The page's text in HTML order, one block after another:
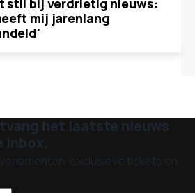
stil bij verdrietig nieuws:
mij jarenlang
het laatste nieuws
inbox.
exclusieve tickets en